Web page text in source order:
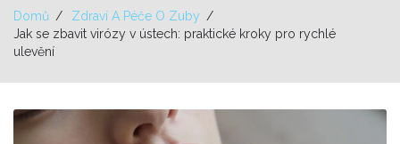
Domů
Zdraví A Péče O Zuby
Jak se zbavit virózy v ústech: praktické kroky pro rychlé
ulevění